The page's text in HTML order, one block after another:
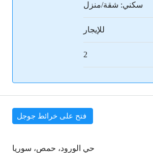
سكني: شقة/منزل
للإيجار
2
فتح على خرائط جوجل
حي الورود، حمص، سوريا